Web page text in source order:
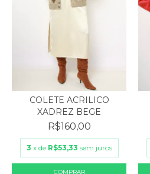
COLETE ACRILICO
XADREZ BEGE
R$160,00
3 x de R$53,33 sem juros